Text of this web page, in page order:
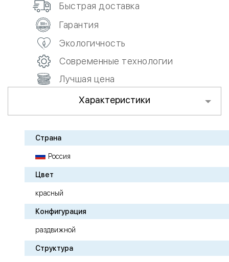
Быстрая доставка
Гарантия
Экологичность
Современные технологии
Лучшая цена
Характеристики
Страна
Россия
Цвет
красный
Конфигурация
раздвижной
Структура